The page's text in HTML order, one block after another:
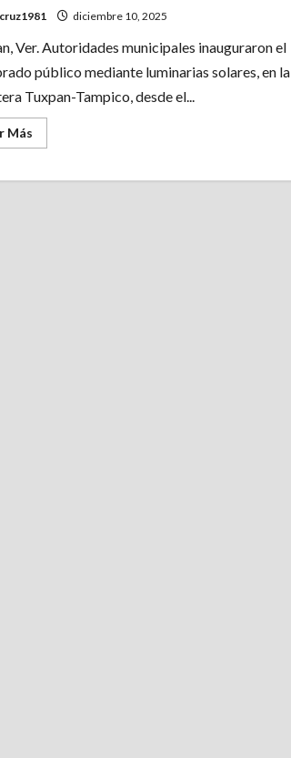
diciembre 10, 2025
Ver. Autoridades municipales inauguraron el
público mediante luminarias solares, en la
Tuxpan-Tampico, desde el...
MásLeer
más
La